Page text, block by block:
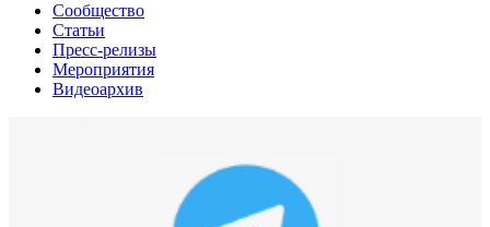
Сообщество
Статьи
Пресс-релизы
Мероприятия
Видеоархив